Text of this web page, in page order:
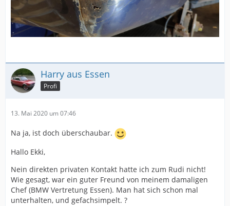
Harry aus Essen
Profi
13. Mai 2020 um 07:46
Na ja, ist doch überschaubar.
Hallo Ekki,
Nein direkten privaten Kontakt hatte ich zum Rudi nicht!
Wie gesagt, war ein guter Freund von meinem damaligen
Chef (BMW Vertretung Essen). Man hat sich schon mal
unterhalten, und gefachsimpelt. ?